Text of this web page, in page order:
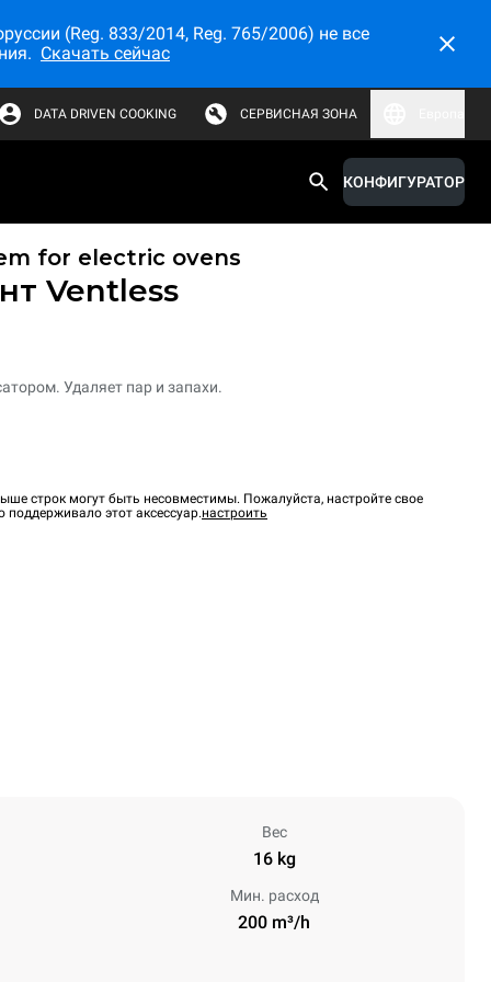
(Reg. 833/2014, Reg. 765/2006) не все
Скачать сейчас
DATA DRIVEN COOKING СЕРВИСНАЯ ЗОНА
КОНФИГУРАТОР
for electric ovens
Ventless
Удаляет пар и запахи.
строк могут быть несовместимы. Пожалуйста, настройте свое
этот аксессуар.настроить
Вес
16 kg
Мин. расход
200 m³/h